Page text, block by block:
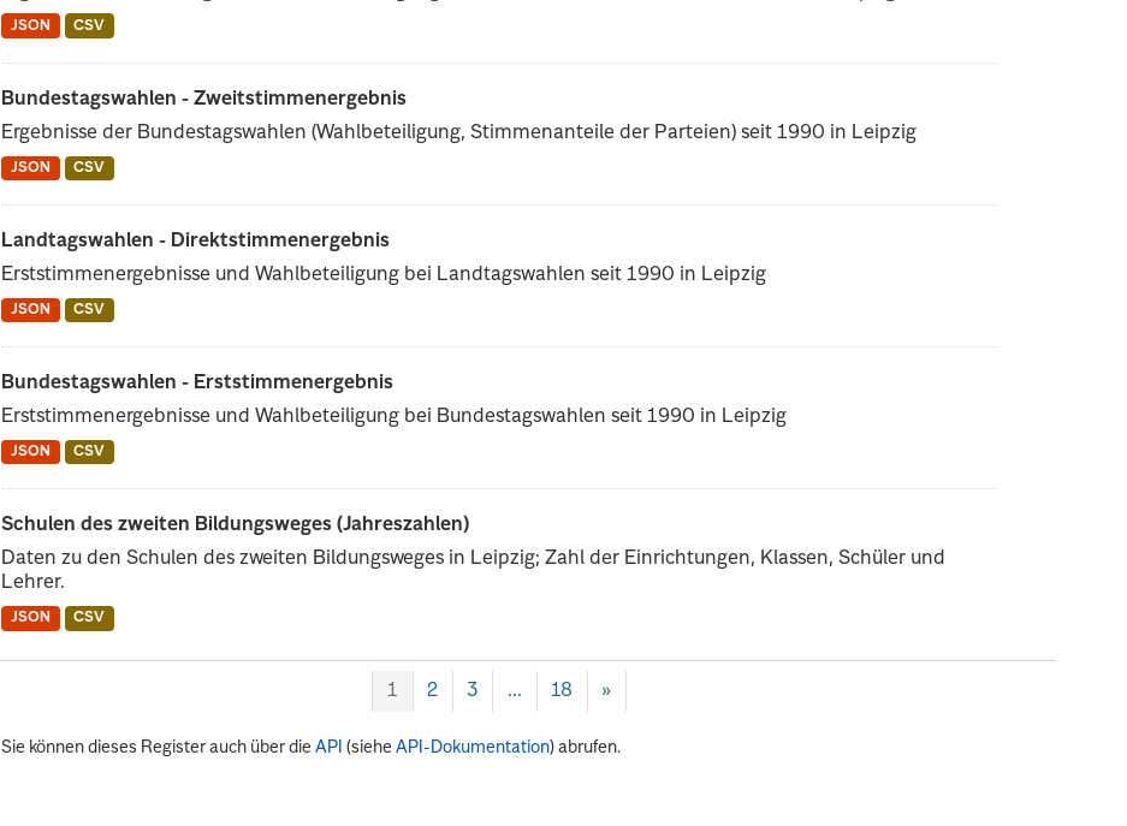
JSON CSV
Bundestagswahlen - Zweitstimmenergebnis
Ergebnisse der Bundestagswahlen (Wahlbeteiligung, Stimmenanteile der Parteien) seit 1990 in Leipzig
JSON CSV
Landtagswahlen - Direktstimmenergebnis
Erststimmenergebnisse und Wahlbeteiligung bei Landtagswahlen seit 1990 in Leipzig
JSON CSV
Bundestagswahlen - Erststimmenergebnis
Erststimmenergebnisse und Wahlbeteiligung bei Bundestagswahlen seit 1990 in Leipzig
JSON CSV
Schulen des zweiten Bildungsweges (Jahreszahlen)
Daten zu den Schulen des zweiten Bildungsweges in Leipzig; Zahl der Einrichtungen, Klassen, Schüler und
Lehrer.
JSON CSV
1 2 3 ... 18 »
Sie können dieses Register auch über dieAPI (sieheAPI-Dokumentation) abrufen.